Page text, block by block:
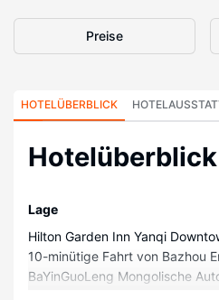
Preise
HOTELÜBERBLICK
Hotelüberblick
Lage
Hilton Garden Inn Yanqi
10-minütige Fahrt von Bazhou
BaYinGuoLeng Mongolische